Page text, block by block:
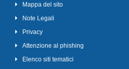
Mappa del sito
Note Legali
Privacy
Attenzione al phishing
Elenco siti tematici